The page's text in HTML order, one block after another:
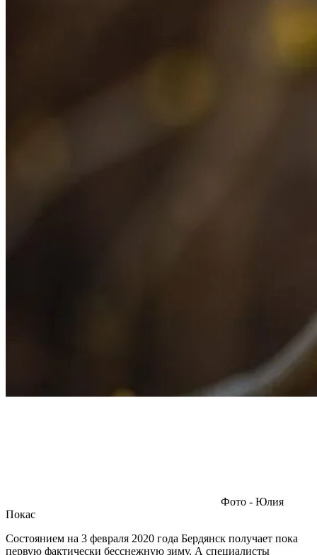
Фото - Юлия
Покас
Состоянием на 3 февраля 2020 года Бердянск получает пока
первую фактически бесснежную зиму. А специалисты